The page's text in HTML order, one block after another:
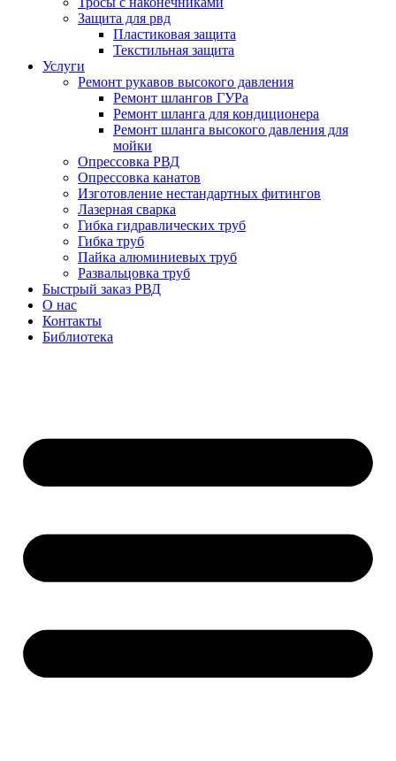
Защита для рвд
Пластиковая защита
Текстильная защита
Услуги
Ремонт рукавов высокого давления
Ремонт шлангов ГУРа
Ремонт шланга для кондиционера
Ремонт шланга высокого давления для
мойки
Опрессовка РВД
Опрессовка канатов
Изготовление нестандартных фитингов
Лазерная сварка
Гибка гидравлических труб
Гибка труб
Пайка алюминиевых труб
Развальцовка труб
Быстрый заказ РВД
О нас
Контакты
Библиотека